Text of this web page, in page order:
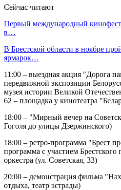
Сейчас читают
Первый международный
в…
В Брестской области в ноябре
ярмарок…
11:00 – выездная акция "Дорога
передвижной экспозиции
музея истории Великой
62 – площадка у кинотеатра
18:00 – "Мирный вечер на
Гоголя до улицы Дзержинского)
18:00 – ретро-программа "Брест
программа с участием Брестского
оркестра (ул. Советская, 33)
20:00 – демонстрация фильма
отдыха, театр эстрады)